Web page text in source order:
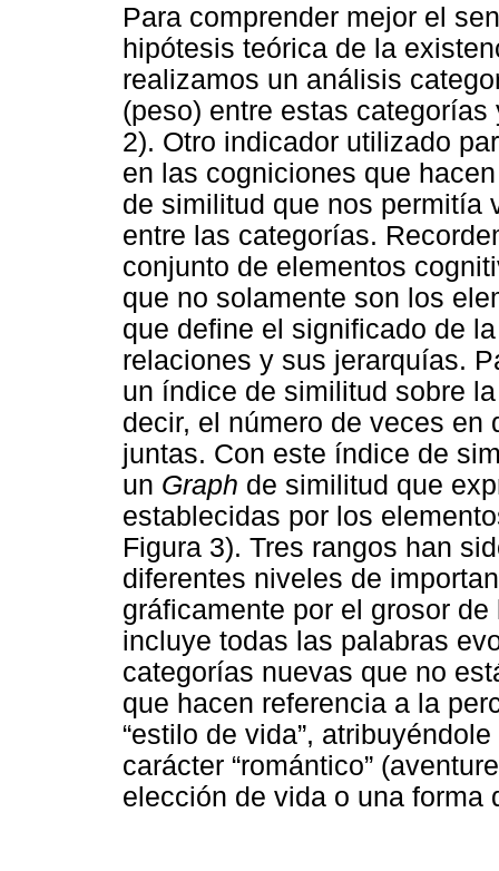
Para comprender mejor el
hipótesis teórica de la
realizamos un análisis
(peso) entre estas
2). Otro indicador utilizado
en las cogniciones que
de similitud que nos permitía
entre las categorías.
conjunto de elementos
que no solamente son los
que define el significado de
relaciones y sus jerarquías.
un índice de similitud sobre
decir, el número de veces
juntas. Con este índice de
un Graph de similitud que
establecidas por los
Figura 3). Tres rangos han
diferentes niveles de
gráficamente por el grosor
incluye todas las palabras
categorías nuevas que no
que hacen referencia a la
“estilo de vida”,
carácter “romántico”
elección de vida o una forma